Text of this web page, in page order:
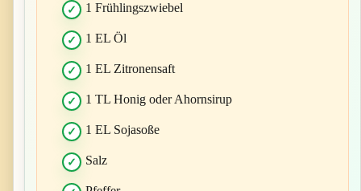
1 Frühlingszwiebel
1 EL Öl
1 EL Zitronensaft
1 TL Honig oder Ahornsirup
1 EL Sojasoße
Salz